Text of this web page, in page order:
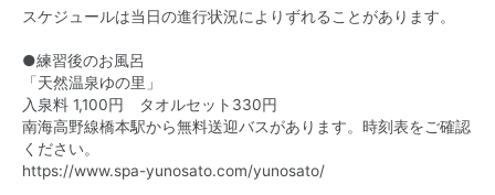
スケジュールは当日の進行状況によりずれることがあります。
●練習後のお風呂
「天然温泉ゆの里」
入泉料 1,100円 タオルセット330円
南海高野線橋本駅から無料送迎バスがあります。時刻表をご確認
ください。
https://www.spa-yunosato.com/yunosato/